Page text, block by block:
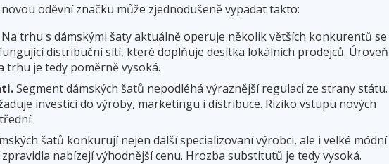
oděvní značku může zjednodušeně vypadat takto:
Na trhu s dámskými šaty aktuálně operuje několik větších konkurentů se
distribuční sítí, které doplňuje desítka lokálních prodejců. Úroveň
trhu je tedy poměrně vysoká.
Segment dámských šatů nepodléhá výraznější regulaci ze strany státu.
investici do výroby, marketingu i distribuce. Riziko vstupu nových
šatů konkurují nejen další specializovaní výrobci, ale i velké módní
nabízejí výhodnější cenu. Hrozba substitutů je tedy vysoká.